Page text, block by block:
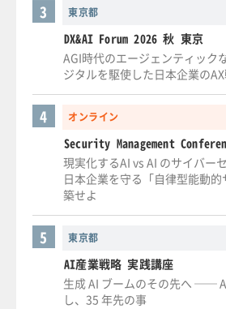
東京都
3
DX&AI Forum 2026 秋 東京
AGI時代のエージェンティッ
ジタルを駆使した日本企業の
オンライン
4
Security Management
現実化するAI vs AI のサイバー
日本企業を守る「自律型能動
築せよ
東京都
5
AI産業戦略 実践講座
生成 AI ブームのその先へ ──
し、35 年先の事